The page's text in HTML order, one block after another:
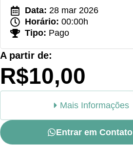
Data: 28 mar 2026
Horário: 00:00h
Tipo: Pago
A partir de:
R$10,00
Mais Informações
Entrar em Contato